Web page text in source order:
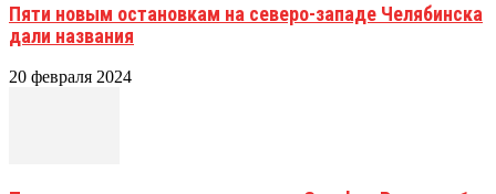
Пяти новым остановкам на северо-западе Челябинска
дали названия
20 февраля 2024